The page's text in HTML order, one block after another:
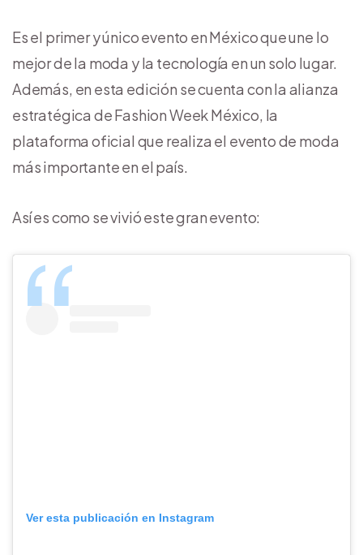
Es el primer y único evento en México que une lo
mejor de la moda y la tecnología en un solo lugar.
Además, en esta edición se cuenta con la alianza
estratégica de Fashion Week México, la
plataforma oficial que realiza el evento de moda
más importante en el país.
Así es como se vivió este gran evento:
Ver esta publicación en Instagram